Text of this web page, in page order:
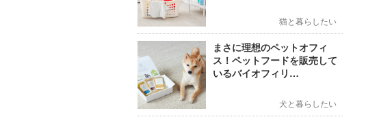
猫と暮らしたい
まさに理想のペットオフィ
ス！ペットフードを販売して
いるバイオフィリ…
犬と暮らしたい